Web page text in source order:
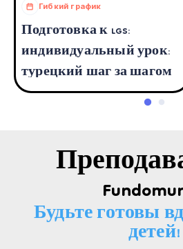
Гибкий график
Подготовка к LGS:
индивидуальный урок:
турецкий шаг за шагом
Будьте готовы
детей!